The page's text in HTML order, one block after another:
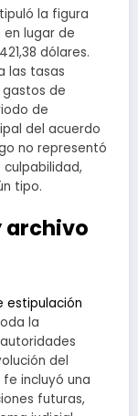
la figura
lugar de
dólares.
las tasas
de
de
del acuerdo
no representó
culpabilidad,
tipo.
archivo
estipulación
la
del
incluyó una
futuras,